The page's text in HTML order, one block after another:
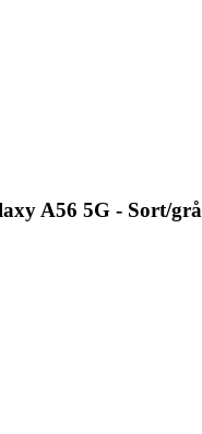
A56 5G - Sort/grå